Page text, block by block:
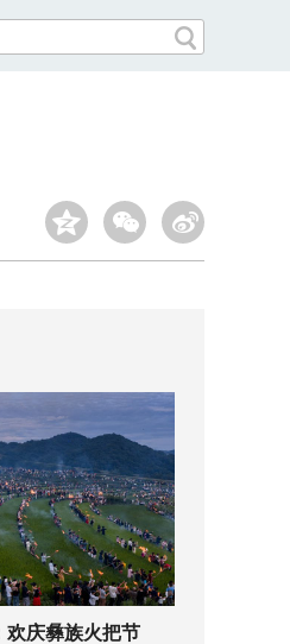
欢庆彝族火把节